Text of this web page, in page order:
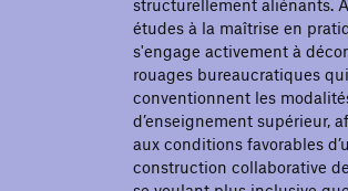
études à la maîtrise en
s'engage activement à
rouages bureaucratiques qui
conventionnent les
d’enseignement supérieur,
aux conditions favorables
construction collaborative